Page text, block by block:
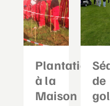
Plantation
à la
Maison
de